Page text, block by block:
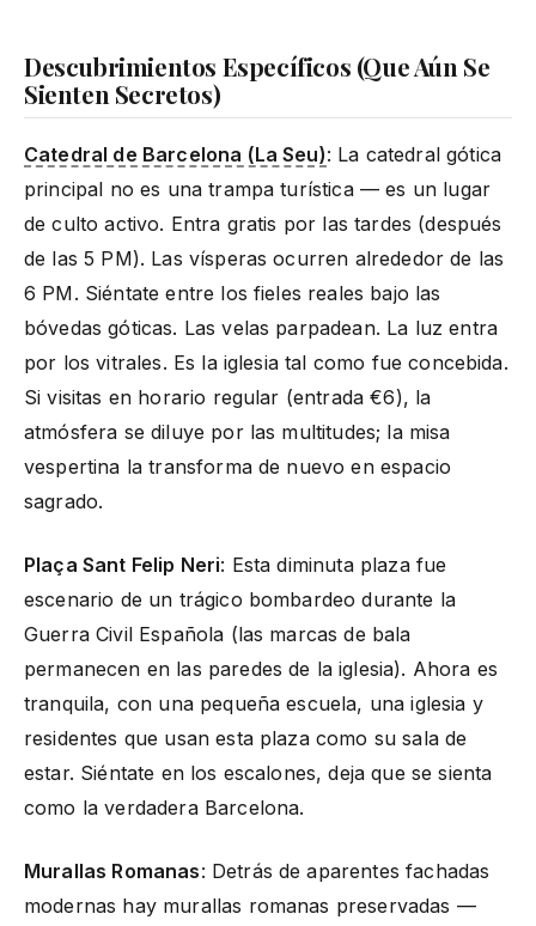
Descubrimientos Específicos (Que Aún Se
Sienten Secretos)
Catedral de Barcelona (La Seu): La catedral gótica
principal no es una trampa turística — es un lugar
de culto activo. Entra gratis por las tardes (después
de las 5 PM). Las vísperas ocurren alrededor de las
6 PM. Siéntate entre los fieles reales bajo las
bóvedas góticas. Las velas parpadean. La luz entra
por los vitrales. Es la iglesia tal como fue concebida.
Si visitas en horario regular (entrada €6), la
atmósfera se diluye por las multitudes; la misa
vespertina la transforma de nuevo en espacio
sagrado.
Plaça Sant Felip Neri: Esta diminuta plaza fue
escenario de un trágico bombardeo durante la
Guerra Civil Española (las marcas de bala
permanecen en las paredes de la iglesia). Ahora es
tranquila, con una pequeña escuela, una iglesia y
residentes que usan esta plaza como su sala de
estar. Siéntate en los escalones, deja que se sienta
como la verdadera Barcelona.
Murallas Romanas: Detrás de aparentes fachadas
modernas hay murallas romanas preservadas —